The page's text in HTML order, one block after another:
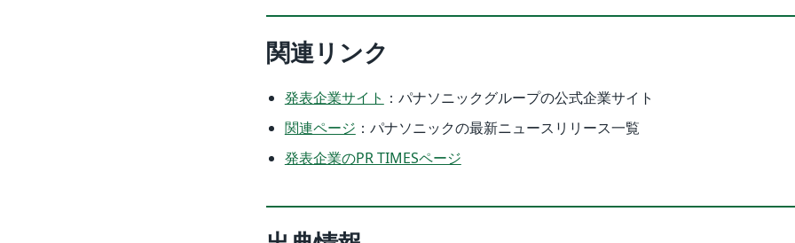
関連リンク
発表企業サイト ：パナソニックグループの公式企業サイト
関連ページ ：パナソニックの最新ニュースリリース一覧
発表企業のPR TIMESページ